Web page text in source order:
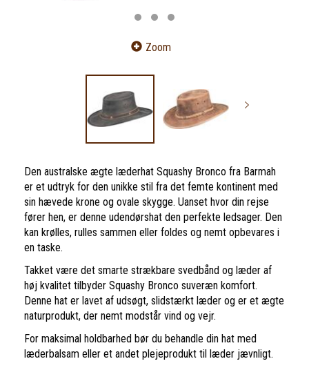
Zoom
Den australske ægte læderhat Squashy Bronco fra Barmah
er et udtryk for den unikke stil fra det femte kontinent med
sin hævede krone og ovale skygge. Uanset hvor din rejse
fører hen, er denne udendørshat den perfekte ledsager. Den
kan krølles, rulles sammen eller foldes og nemt opbevares i
en taske.
Takket være det smarte strækbare svedbånd og læder af
høj kvalitet tilbyder Squashy Bronco suveræn komfort.
Denne hat er lavet af udsøgt, slidstærkt læder og er et ægte
naturprodukt, der nemt modstår vind og vejr.
For maksimal holdbarhed bør du behandle din hat med
læderbalsam eller et andet plejeprodukt til læder jævnligt.